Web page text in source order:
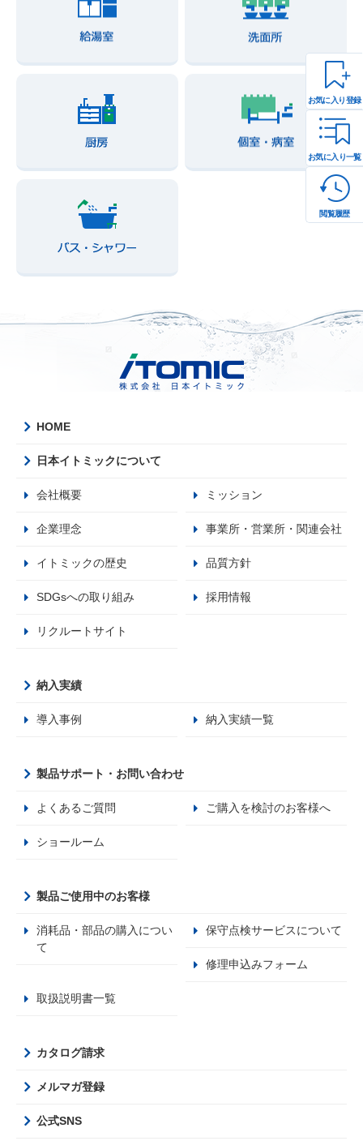
お気に入り登録
お気に入り一覧
閲覧履歴
HOME
日本イトミックについて
会社概要 ミッション
企業理念 事業所・営業所・関連会社
イトミックの歴史 品質方針
SDGsへの取り組み 採用情報
リクルートサイト
納入実績
導入事例 納入実績一覧
製品サポート・お問い合わせ
よくあるご質問 ご購入を検討のお客様へ
ショールーム
製品ご使用中のお客様
消耗品・部品の購入につい
て
保守点検サービスについて
修理申込みフォーム
取扱説明書一覧
カタログ請求
メルマガ登録
公式SNS